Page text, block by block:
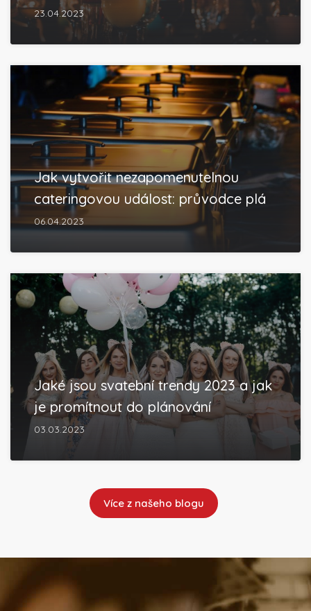
23.04.2023
Jak vytvořit nezapomenutelnou
cateringovou událost: průvodce plá
06.04.2023
Jaké jsou svatební trendy 2023 a jak
je promítnout do plánování
03.03.2023
Více z našeho blogu